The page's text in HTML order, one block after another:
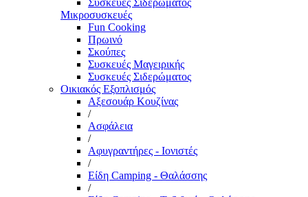
Συσκευές Σιδερώματος
Μικροσυσκευές
Fun Cooking
Πρωινό
Σκούπες
Συσκευές Μαγειρικής
Συσκευές Σιδερώματος
Οικιακός Εξοπλισμός
Αξεσουάρ Κουζίνας
/
Ασφάλεια
/
Αφυγραντήρες - Ιονιστές
/
Είδη Camping - Θαλάσσης
/